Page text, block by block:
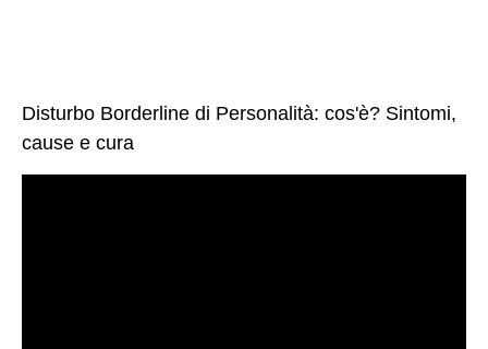
Disturbo Borderline di Personalità: cos'è? Sintomi,
cause e cura